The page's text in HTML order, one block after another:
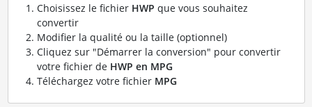
Choisissez le fichier HWP que vous souhaitez
convertir
Modifier la qualité ou la taille (optionnel)
Cliquez sur "Démarrer la conversion" pour convertir
votre fichier de HWP en MPG
Téléchargez votre fichier MPG